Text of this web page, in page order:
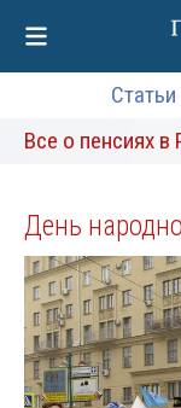
Статьи
Все о пенсиях в
День